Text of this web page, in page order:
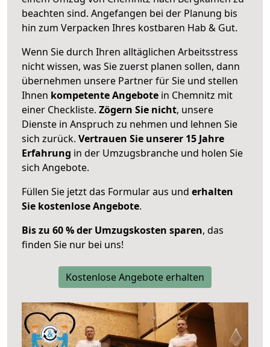
beachten sind. Angefangen bei der Planung bis
hin zum Verpacken Ihres kostbaren Hab & Gut.
Wenn Sie durch Ihren alltäglichen Arbeitsstress
nicht wissen, was Sie zuerst planen sollen, dann
übernehmen unsere Partner für Sie und stellen
Ihnen kompetente Angebote in Chemnitz mit
einer Checkliste. Zögern Sie nicht, unsere
Dienste in Anspruch zu nehmen und lehnen Sie
sich zurück. Vertrauen Sie unserer 15 Jahre
Erfahrung in der Umzugsbranche und holen Sie
sich Angebote.
Füllen Sie jetzt das Formular aus und erhalten
Sie kostenlose Angebote.
Bis zu 60 % der Umzugskosten sparen, das
finden Sie nur bei uns!
Kostenlose Angebote erhalten